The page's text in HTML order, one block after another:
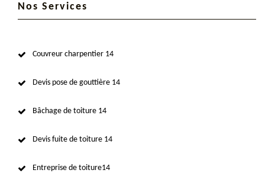
Nos Services
Couvreur charpentier 14
Devis pose de gouttière 14
Bâchage de toiture 14
Devis fuite de toiture 14
Entreprise de toiture14